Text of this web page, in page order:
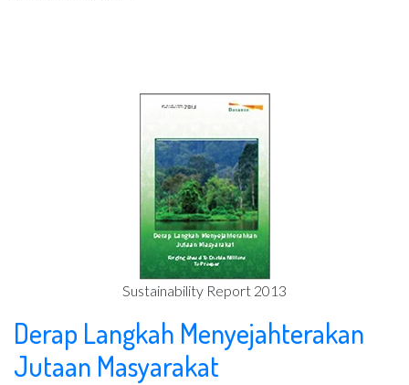
Sustainability Report 2013
Derap Langkah Menyejahterakan
Jutaan Masyarakat